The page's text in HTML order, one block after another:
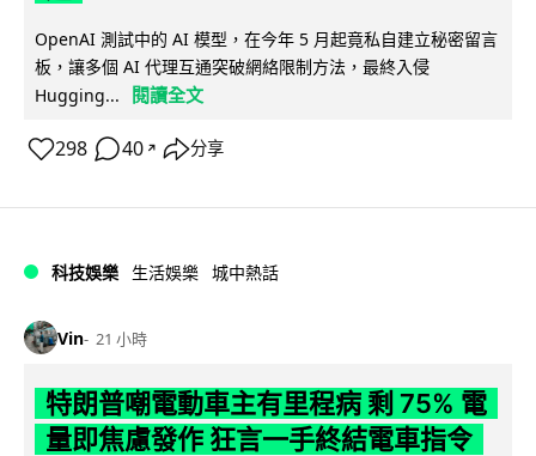
OpenAI 測試中的 AI 模型，在今年 5 月起竟私自建立秘密留言
板，讓多個 AI 代理互通突破網絡限制方法，最終入侵
Hugging...
閱讀全文
298 40 ↗ 分享
科技娛樂 生活娛樂 城中熱話
Vin 21 小時
特朗普嘲電動車主有里程病 剩 75% 電
量即焦慮發作 狂言一手終結電車指令